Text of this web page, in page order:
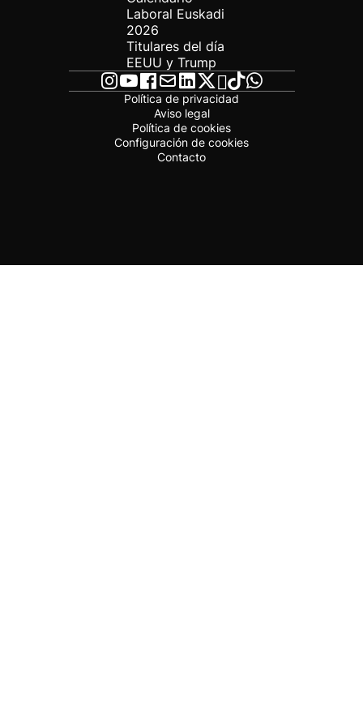
Laboral Euskadi
2026
Titulares del día
EEUU y Trump
Política de privacidad
Aviso legal
Política de cookies
Configuración de cookies
Contacto